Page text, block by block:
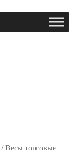
/Весы торговые